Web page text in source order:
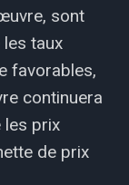
sont
taux
favorables,
continuera
les prix
de prix